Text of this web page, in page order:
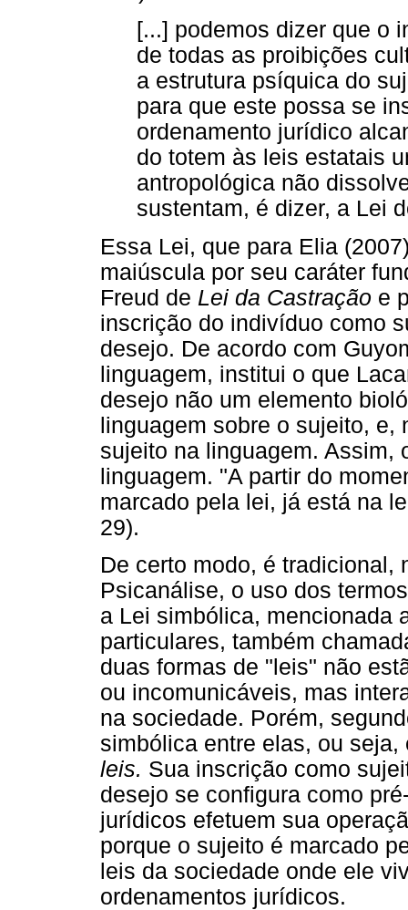
[...] podemos dizer que o
de todas as proibições
a estrutura psíquica do
para que este possa se
ordenamento jurídico
do totem às leis estatais
antropológica não
sustentam, é dizer, a Lei
Essa Lei, que para Elia
maiúscula por seu caráter
Freud de Lei da Castração e
inscrição do indivíduo como
desejo. De acordo com
linguagem, institui o que
desejo não um elemento
linguagem sobre o sujeito, e,
sujeito na linguagem. Assim,
linguagem. "A partir do
marcado pela lei, já está na
29).
De certo modo, é tradicional,
Psicanálise, o uso dos
a Lei simbólica, mencionada
particulares, também
duas formas de "leis" não
ou incomunicáveis, mas
na sociedade. Porém,
simbólica entre elas, ou
leis. Sua inscrição como
desejo se configura como
jurídicos efetuem sua
porque o sujeito é marcado
leis da sociedade onde ele
ordenamentos jurídicos.